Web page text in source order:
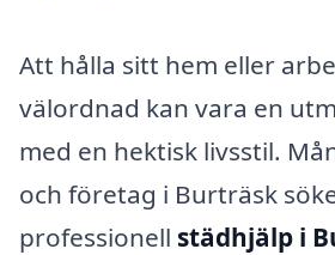
Att hålla sitt hem eller
välordnad kan vara en
med en hektisk livsstil.
och företag i Burträsk
professionell städhjälp i